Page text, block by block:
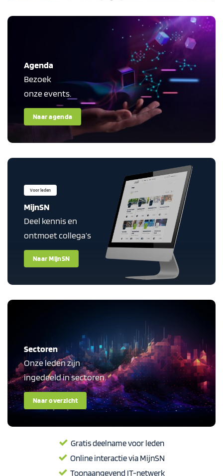
Agenda
Bezoek
onze events.
Naar agenda
Voor leden
MijnSN
Deel kennis en
ontmoet collega’s
Naar MijnSN
Sectoren
Onze leden zijn
ingedeeld in sectoren.
Naar overzicht
Gratis deelname voor leden
Online interactie via MijnSN
Toonaangevend IT-netwerk